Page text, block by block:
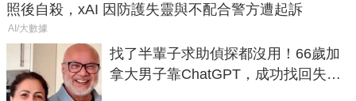
照後自殺，xAI 因防護失靈與不配合警方遭起訴
AI/大數據
找了半輩子求助偵探都沒用！66歲加
拿大男子靠ChatGPT，成功找回失散